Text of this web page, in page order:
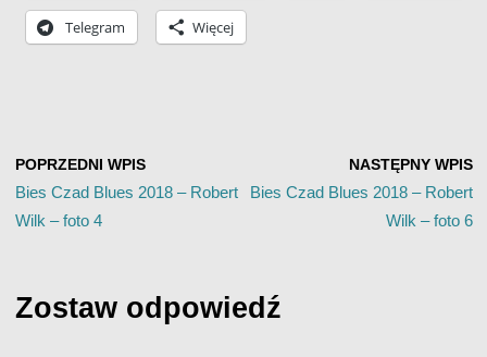
Telegram Więcej
POPRZEDNI WPIS
Bies Czad Blues 2018 – Robert
Wilk – foto 4
NASTĘPNY WPIS
Bies Czad Blues 2018 – Robert
Wilk – foto 6
Zostaw odpowiedź